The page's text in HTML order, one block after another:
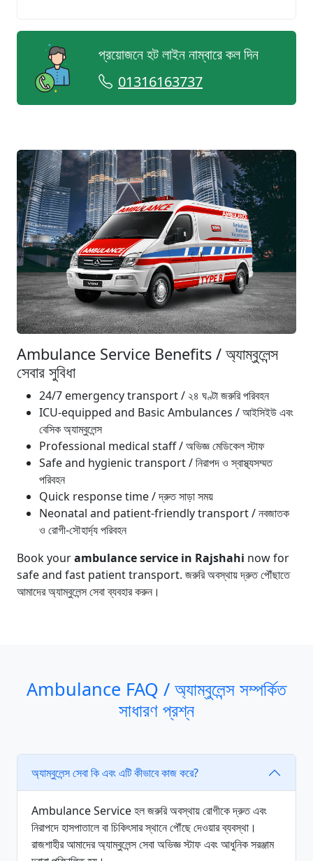
প্রয়োজনে হট লাইন নাম্বারে কল দিন
01316163737
Ambulance Service Benefits / অ্যাম্বুলেন্স
সেবার সুবিধা
24/7 emergency transport / ২৪ ঘণ্টা জরুরি পরিবহন
ICU-equipped and Basic Ambulances / আইসিইউ এবং
বেসিক অ্যাম্বুলেন্স
Professional medical staff / অভিজ্ঞ মেডিকেল স্টাফ
Safe and hygienic transport / নিরাপদ ও স্বাস্থ্যসম্মত
পরিবহন
Quick response time / দ্রুত সাড়া সময়
Neonatal and patient-friendly transport / নবজাতক
ও রোগী-সৌহার্দ্য পরিবহন
Book yourambulance service in Rajshahi now for
safe and fast patient transport. জরুরি অবস্থায় দ্রুত পৌঁছাতে
আমাদের অ্যাম্বুলেন্স সেবা ব্যবহার করুন।
Ambulance FAQ / অ্যাম্বুলেন্স সম্পর্কিত
সাধারণ প্রশ্ন
অ্যাম্বুলেন্স সেবা কি এবং এটি কীভাবে কাজ করে?
Ambulance Service হল জরুরি অবস্থায় রোগীকে দ্রুত এবং
নিরাপদে হাসপাতালে বা চিকিৎসার স্থানে পৌঁছে দেওয়ার ব্যবস্থা।
রাজশাহীর আমাদের অ্যাম্বুলেন্স সেবা অভিজ্ঞ স্টাফ এবং আধুনিক সরঞ্জাম